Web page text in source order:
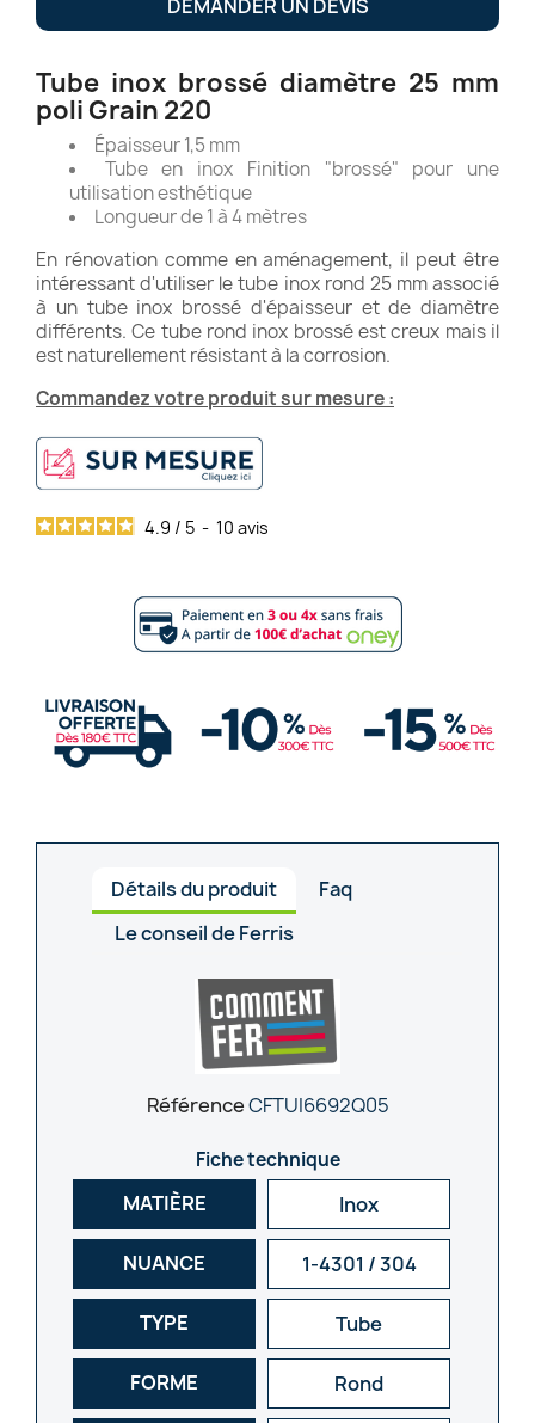
DEMANDER UN DEVIS
Tube inox brossé diamètre 25 mm
poli Grain 220
Épaisseur 1,5 mm
Tube en inox Finition "brossé" pour une
utilisation esthétique
Longueur de 1 à 4 mètres
En rénovation comme en aménagement, il peut être
intéressant d'utiliser le tube inox rond 25 mm associé
à un tube inox brossé d'épaisseur et de diamètre
différents. Ce tube rond inox brossé est creux mais il
est naturellement résistant à la corrosion.
Commandez votre produit sur mesure :
4.9 / 5 - 10 avis
Détails du produit
Faq
Le conseil de Ferris
RéférenceCFTUI6692Q05
Fiche technique
MATIÈRE Inox
NUANCE 1-4301 / 304
TYPE Tube
FORME Rond